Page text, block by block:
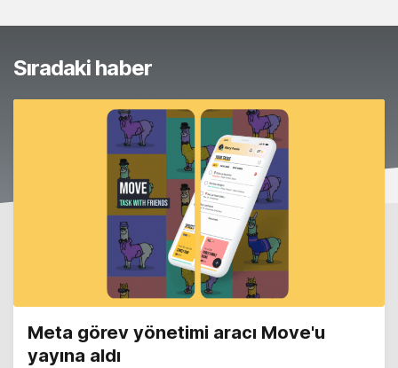
Sıradaki haber
Meta görev yönetimi aracı Move'u
yayına aldı